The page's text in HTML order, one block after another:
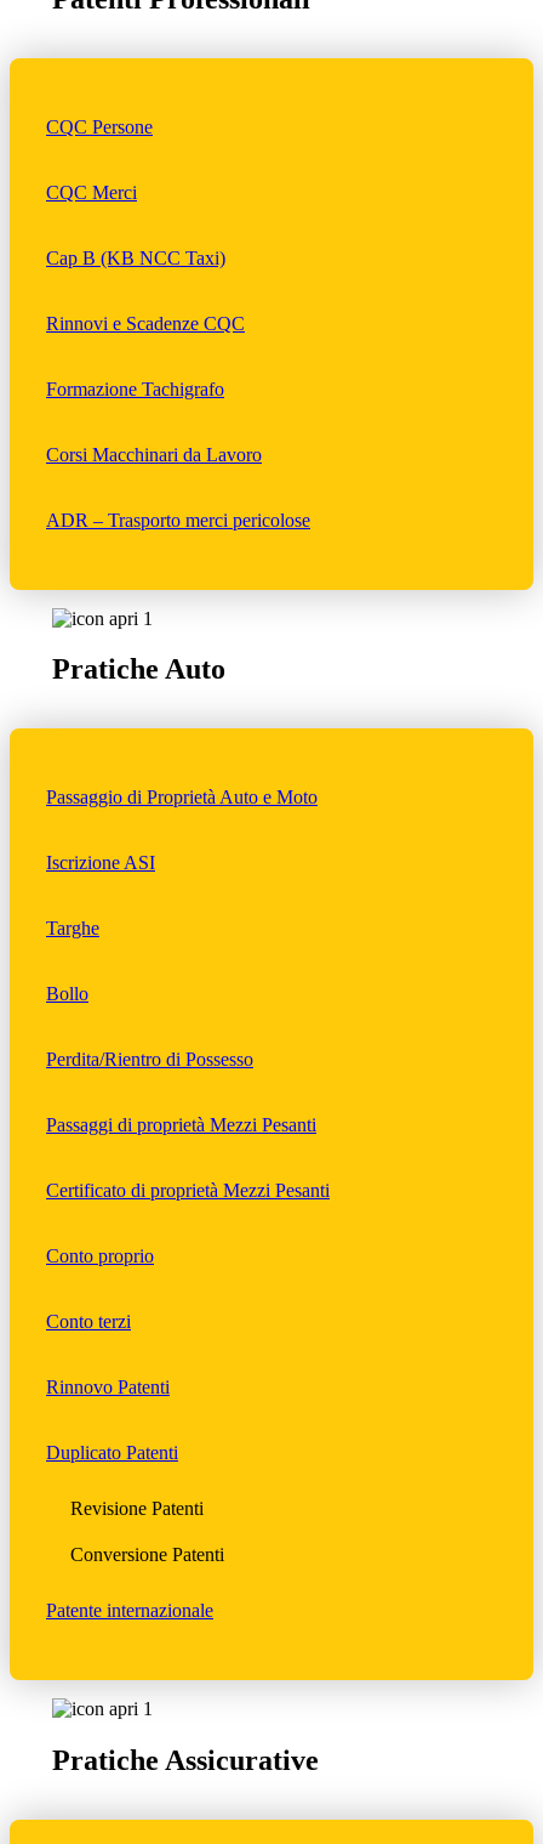
CQC Persone
CQC Merci
Cap B (KB NCC Taxi)
Rinnovi e Scadenze CQC
Formazione Tachigrafo
Corsi Macchinari da Lavoro
ADR – Trasporto merci pericolose
Pratiche Auto
Passaggio di Proprietà Auto e Moto
Iscrizione ASI
Targhe
Bollo
Perdita/Rientro di Possesso
Passaggi di proprietà Mezzi Pesanti
Certificato di proprietà Mezzi Pesanti
Conto proprio
Conto terzi
Rinnovo Patenti
Duplicato Patenti
Revisione Patenti
Conversione Patenti
Patente internazionale
Pratiche Assicurative